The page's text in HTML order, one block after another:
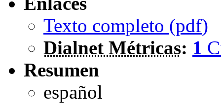
Texto completo (pdf)
Dialnet Métricas: 1
Resumen
español